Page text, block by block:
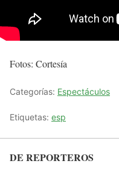
Fotos: Cortesía
Categorías: Espectáculos
Etiquetas: esp
DE REPORTEROS